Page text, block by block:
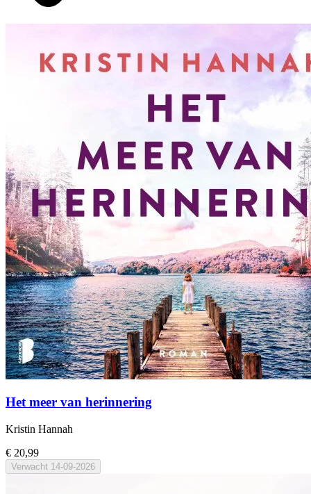
Het meer van herinnering
Kristin Hannah
€ 20,99
Verwacht 14-09-2026